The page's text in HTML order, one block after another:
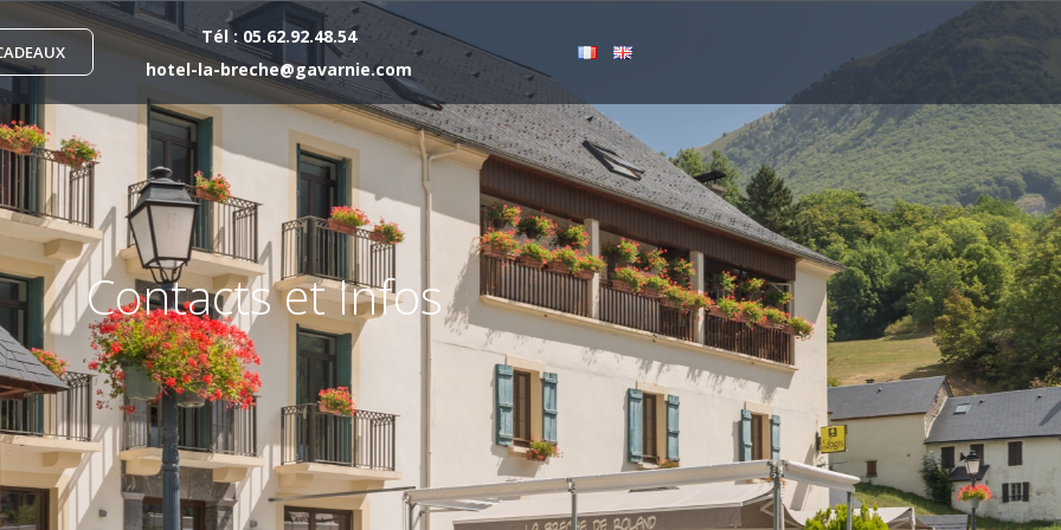
Tél :05.62.92.48.54
hotel-la-breche@gavarnie.com
Contacts et Infos